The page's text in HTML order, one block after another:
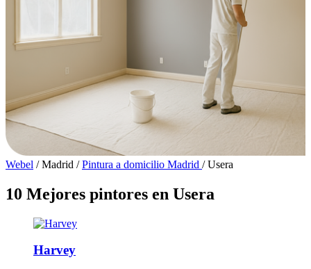
Webel / Madrid / Pintura a domicilio Madrid / Usera
10 Mejores pintores en Usera
Harvey